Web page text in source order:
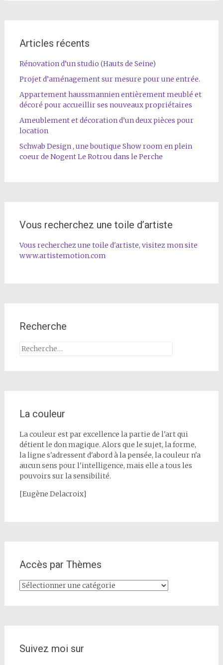
Articles récents
Rénovation d’un studio (Hauts de Seine)
Projet d’aménagement sur mesure pour une entrée.
Appartement haussmannien entièrement meublé et
décoré pour accueillir ses nouveaux propriétaires
Ameublement et décoration d’un deux pièces pour
location
Schwab Design , une boutique Show room en plein
coeur de Nogent Le Rotrou dans le Perche
Vous recherchez une toile d’artiste
Vous recherchez une toile d'artiste, visitez mon site
www.artistemotion.com
Recherche
Rechercher :
La couleur
La couleur est par excellence la partie de l'art qui
détient le don magique. Alors que le sujet, la forme,
la ligne s'adressent d'abord à la pensée, la couleur n'a
aucun sens pour l'intelligence, mais elle a tous les
pouvoirs sur la sensibilité.
[Eugène Delacroix]
Accès par Thèmes
Accès
Suivez moi sur